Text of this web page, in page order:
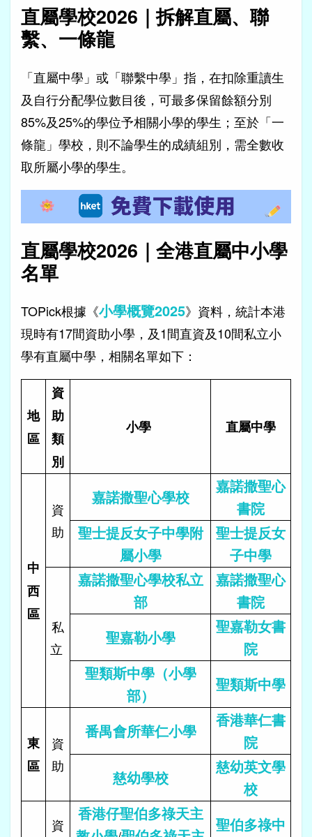
直屬學校2026｜拆解直屬、聯
繫、一條龍
「直屬中學」或「聯繫中學」指，在扣除重讀生
及自行分配學位數目後，可最多保留餘額分別
85%及25%的學位予相關小學的學生；至於「一
條龍」學校，則不論學生的成績組別，需全數收
取所屬小學的學生。
直屬學校2026｜全港直屬中小學
名單
TOPick根據《小學概覽2025》資料，統計本港
現時有17間資助小學，及1間直資及10間私立小
學有直屬中學，相關名單如下：
地
區
資
助
類
別
小學 直屬中學
中
西
區
資
助
嘉諾撒聖心學校
嘉諾撒聖心
書院
聖士提反女子中學附
屬小學
聖士提反女
子中學
私
立
嘉諾撒聖心學校私立
部
嘉諾撒聖心
書院
聖嘉勒小學
聖嘉勒女書
院
聖類斯中學（小學
部）
聖類斯中學
東
區
資
助
番禺會所華仁小學
香港華仁書
院
慈幼學校
慈幼英文學
校
資
香港仔聖伯多祿天主
聖伯多祿中